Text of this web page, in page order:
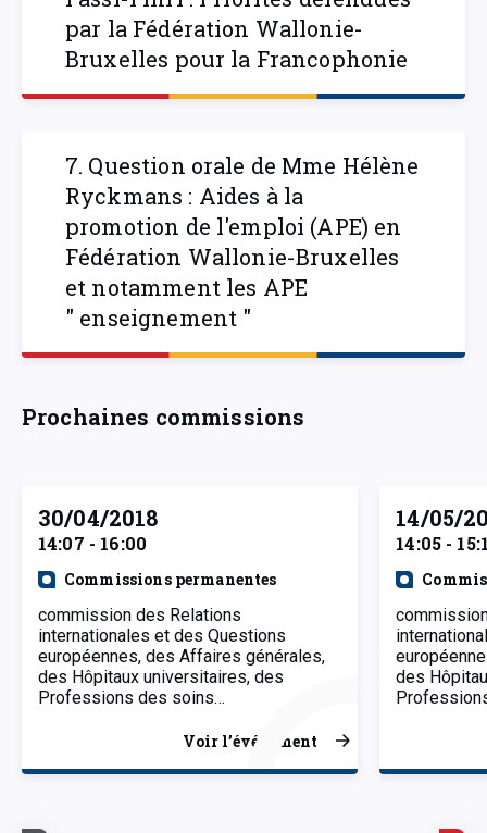
par la Fédération Wallonie-
Bruxelles pour la Francophonie
7. Question orale de Mme Hélène
Ryckmans : Aides à la
promotion de l'emploi (APE) en
Fédération Wallonie-Bruxelles
et notamment les APE
" enseignement "
Prochaines commissions
30/04/2018
14:07 - 16:00
Commissions permanentes
commission des Relations
internationales et des Questions
européennes, des Affaires générales,
des Hôpitaux universitaires, des
Professions des soins…
Voir l’événement
14/05/
14:05 -
des